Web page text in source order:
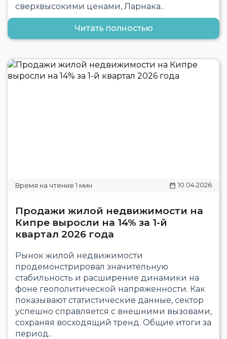
сверхвысокими ценами, Ларнака..
Читать полностью
10.04.2026
Продажи жилой недвижимости на
Кипре выросли на 14% за 1-й
квартал 2026 года
Рынок жилой недвижимости
продемонстрировал значительную
стабильность и расширение динамики на
фоне геополитической напряженности. Как
показывают статистические данные, сектор
успешно справляется с внешними вызовами,
сохраняя восходящий тренд. Общие итоги за
период..